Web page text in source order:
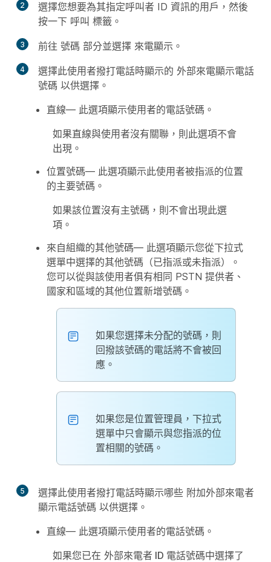
2
選擇您想要為其指定呼叫者 ID 資訊的用戶，然後
按一下 呼叫 標籤。
3 前往 號碼 部分並選擇 來電顯示 。
4 選擇此使用者撥打電話時顯示的 外部來電顯示電話
號碼 以供選擇。
直線— 此選項顯示使用者的電話號碼。
如果直線與使用者沒有關聯，則此選項不會
出現。
位置號碼— 此選項顯示此使用者被指派的位置
的主要號碼。
如果該位置沒有主號碼，則不會出現此選
項。
來自組織的其他號碼— 此選項顯示您從下拉式
選單中選擇的其他號碼（已指派或未指派）。
您可以從與該使用者俱有相同 PSTN 提供者、
國家和區域的其他位置新增號碼。
如果您選擇未分配的號碼，則
回撥該號碼的電話將不會被回
應。
如果您是位置管理員，下拉式
選單中只會顯示與您指派的位
置相關的號碼。
5 選擇此使用者撥打電話時顯示哪些 附加外部來電者
顯示電話號碼 以供選擇。
直線— 此選項顯示使用者的電話號碼。
如果您已在 外部來電者 ID 電話號碼中選擇了